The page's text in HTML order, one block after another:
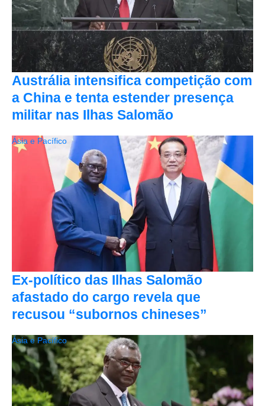
Austrália intensifica competição com
a China e tenta estender presença
militar nas Ilhas Salomão
Ex-político das Ilhas Salomão
afastado do cargo revela que
recusou “subornos chineses”
Ásia e Pacífico
Ásia e Pacífico